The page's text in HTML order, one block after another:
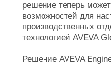
решение теперь
возможностей для
производственных
технологией AVEVA
Решение AVEVA